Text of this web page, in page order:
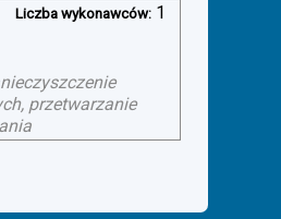
Liczba wykonawców: 1
przetwarzanie